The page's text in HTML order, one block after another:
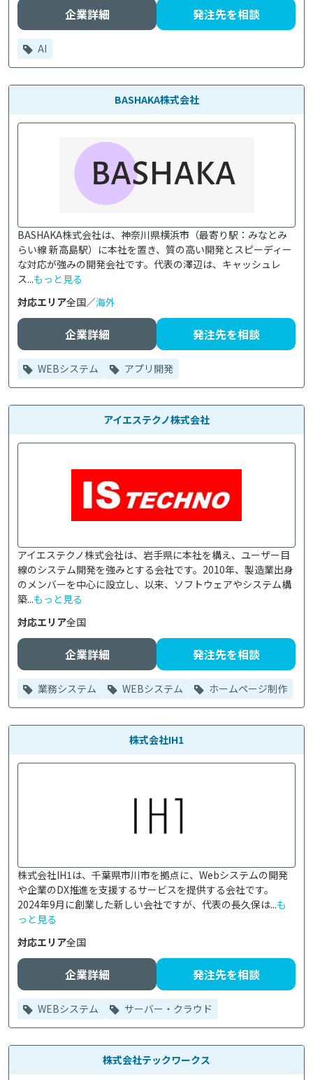
企業詳細 発注先を相談
AI
BASHAKA株式会社
BASHAKA株式会社は、神奈川県横浜市（最寄り駅：みなとみ
らい線 新高島駅）に本社を置き、質の高い開発とスピーディー
な対応が強みの開発会社です。代表の澤辺は、キャッシュレ
ス...もっと見る
対応エリア全国／海外
企業詳細 発注先を相談
WEBシステム アプリ開発
アイエステクノ株式会社
アイエステクノ株式会社は、岩手県に本社を構え、ユーザー目
線のシステム開発を強みとする会社です。2010年、製造業出身
のメンバーを中心に設立し、以来、ソフトウェアやシステム構
築...もっと見る
対応エリア全国
企業詳細 発注先を相談
業務システム WEBシステム ホームページ制作
株式会社IH1
株式会社IH1は、千葉県市川市を拠点に、Webシステムの開発
や企業のDX推進を支援するサービスを提供する会社です。
2024年9月に創業した新しい会社ですが、代表の長久保は...も
っと見る
対応エリア全国
企業詳細 発注先を相談
WEBシステム サーバー・クラウド
株式会社テックワークス